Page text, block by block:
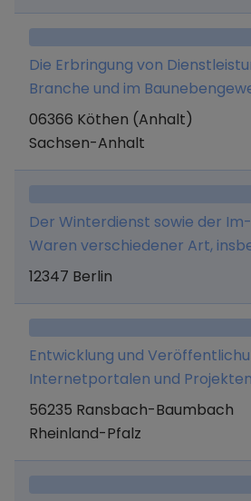
Reisevermittlung und -
damit verbundene
einschließlich Ticketverkauf,
Versicherungen soweit keine
Erlaubnis erforderlich ist.
Die Erbringung von
Branche und im
und Export und Spedition.
06366 Köthen (Anhalt)
Sachsen-Anhalt
Der Winterdienst sowie der
Waren verschiedener Art,
Baustoffen und Baumaschinen
12347 Berlin
Entwicklung und
Internetportalen und
deren kommerzielle
Affiliatemarketing sowie Import
56235 Ransbach-Baumbach
Rheinland-Pfalz